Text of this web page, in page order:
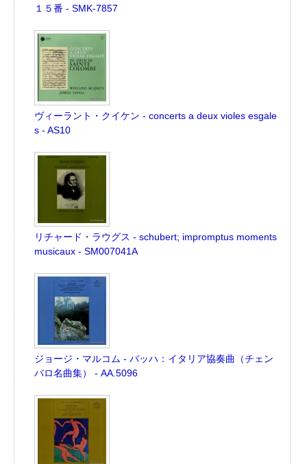
１５番 - SMK-7857
ヴィーラント・クイケン - concerts a deux violes esgale
s - AS10
リチャード・ラウグス - schubert; impromptus moments
musicaux - SM007041A
ジョージ・マルコム - バッハ：イタリア協奏曲（チェン
バロ名曲集） - AA.5096